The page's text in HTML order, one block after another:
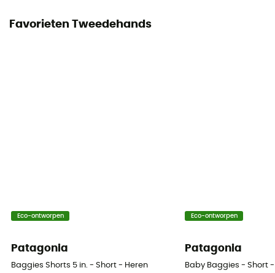
Favorieten Tweedehands
Eco-ontworpen
Patagonia
Baggies Shorts 5 in. - Short - Heren
Eco-ontworpen
Patagonia
Baby Baggies - Short